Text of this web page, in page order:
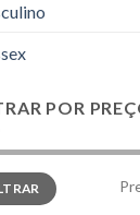
POR